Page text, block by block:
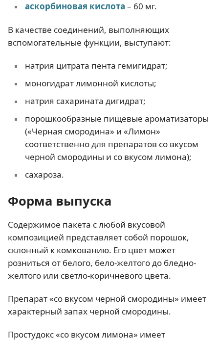
аскорбиновая кислота – 60 мг.
В качестве соединений, выполняющих
вспомогательные функции, выступают:
натрия цитрата пента гемигидрат;
моногидрат лимонной кислоты;
натрия сахарината дигидрат;
порошкообразные пищевые ароматизаторы
(«Черная смородина» и «Лимон»
соответственно для препаратов со вкусом
черной смородины и со вкусом лимона);
сахароза.
Форма выпуска
Содержимое пакета с любой вкусовой
композицией представляет собой порошок,
склонный к комкованию. Его цвет может
розниться от белого, бело-желтого до бледно-
желтого или светло-коричневого цвета.
Препарат «со вкусом черной смородины» имеет
характерный запах черной смородины.
Простудокс «со вкусом лимона» имеет